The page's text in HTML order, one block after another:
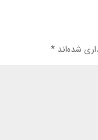
شده‌اند*